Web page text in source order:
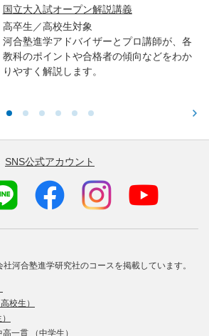
国立大入試オープン解説講義
高卒生／高校生対象
河合塾進学アドバイザーとプロ講師が、各
教科のポイントや合格者の傾向などをわか
りやすく解説します。
SNS公式アカウント
河合塾進学研究社のコースを掲載しています。
校生）
一貫 （中学生）